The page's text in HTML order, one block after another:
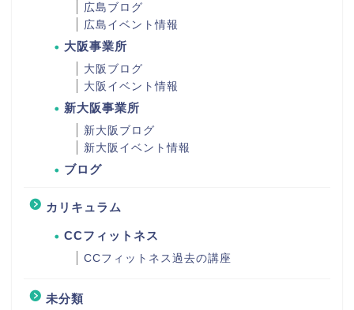
広島ブログ
広島イベント情報
大阪事業所
大阪ブログ
大阪イベント情報
新大阪事業所
新大阪ブログ
新大阪イベント情報
ブログ
カリキュラム
CCフィットネス
CCフィットネス過去の講座
未分類